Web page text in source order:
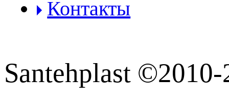
Контакты
Santehplast